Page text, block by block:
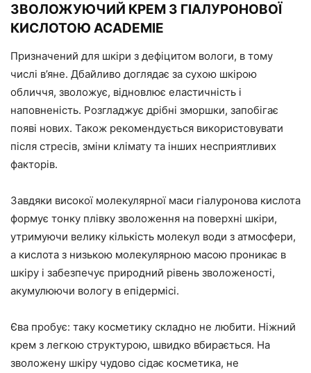
ЗВОЛОЖУЮЧИЙ КРЕМ З ГІАЛУРОНОВОЇ
КИСЛОТОЮ ACADEMIE
Призначений для шкіри з дефіцитом вологи, в тому
числі в’яне. Дбайливо доглядає за сухою шкірою
обличчя, зволожує, відновлює еластичність і
наповненість. Розгладжує дрібні зморшки, запобігає
появі нових. Також рекомендується використовувати
після стресів, зміни клімату та інших несприятливих
факторів.
Завдяки високої молекулярної маси гіалуронова кислота
формує тонку плівку зволоження на поверхні шкіри,
утримуючи велику кількість молекул води з атмосфери,
а кислота з низькою молекулярною масою проникає в
шкіру і забезпечує природний рівень зволоженості,
акумулюючи вологу в епідермісі.
Єва пробує: таку косметику складно не любити. Ніжний
крем з легкою структурою, швидко вбирається. На
зволожену шкіру чудово сідає косметика, не